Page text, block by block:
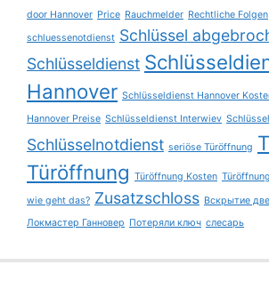
door Hannover Price Rauchmelder Rechtliche Folgen
schluessenotdienst Schlüssel
Schlüsseldienst
Hannover Schlüsseldienst Hannover
Hannover Preise Schlüsseldienst Interwiev
Schlüsselnotdienst seriöse Türöffnung
Türöffnung Türöffnung Kosten
wie geht das? Zusatzschloss Вскрытие
Локмастер Ганновер Потеряли ключ слесарь